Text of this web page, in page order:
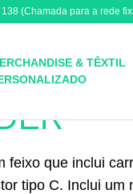
(Chamada para a rede
& TÊXTIL
feixo que inclui
tipo C. Inclui